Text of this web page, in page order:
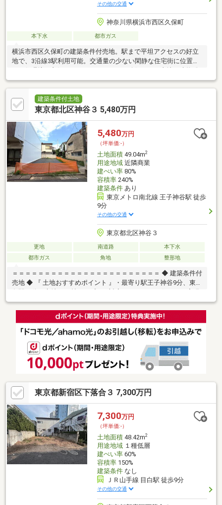
その他の交通
神奈川県横浜市西区久保町
本下水 都市ガス
横浜市西区久保町の建築条件付売地。駅まで平坦アクセスの好立
地で、3沿線3駅利用可能。交通量の少ない閑静な住宅街に位置
し、住環境も良好です。カースペースも確保でき、土地・建物総
額5870万円で理想のマイホームを実現できます。条件外しも相談
出来ますのでお気軽にお問合せ下さい。
建築条件付土地
東京都北区神谷３ 5,480万円
5,480万円
（坪単価:-）
土地面積49.04m2
用途地域近隣商業
建ぺい率80%
容積率240%
建築条件あり
東京メトロ南北線 王子神谷駅 徒歩
9分
その他の交通
東京都北区神谷３
更地 南道路
本下水
都市ガス
角地 整形地
＝＝＝＝＝＝＝＝＝＝＝＝＝＝＝＝＝＝＝＝＝＝＝ ◆ 建築条件付
売地 ◆ 『 土地おすすめポイント 』・最寄り駅王子神谷9分、東十
可能・仕様・間取り相談可 … ライフスタイルに合わせた設計対
応・南側接道につき日当たり良好♪『 ロケーション 』・南北線・
京浜東北線利用可 … 通勤・通学もスムーズ・都心へ軽快アクセス
… 暮らしの幅が広がる立地『 サポート内容 』・仕様書のご案内・
＝＝＝＝＝＝＝＝
東京都新宿区下落合３ 7,300万円
7,300万円
（坪単価:-）
土地面積48.42m2
用途地域１種低層
建ぺい率60%
容積率150%
建築条件なし
ＪＲ山手線 目白駅 徒歩9分
その他の交通